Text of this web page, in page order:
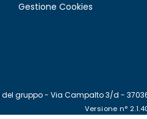
Gestione Cookies
gruppo - Via Campalto 3/d -
Versione n°